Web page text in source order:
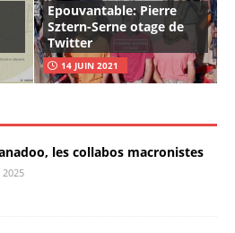
Epouvantable: Pierre
Sztern-Serne otage de
Twitter
14 JUIN 2021
les collabos macronistes